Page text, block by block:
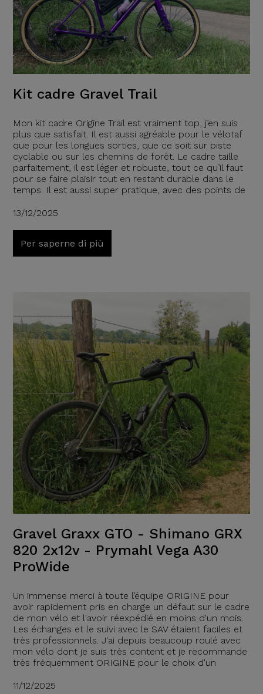
Kit cadre Gravel Trail
Mon kit cadre Origine Trail est vraiment top, j’en suis
plus que satisfait. Il est aussi agréable pour le vélotaf
que pour les longues sorties, que ce soit sur piste
cyclable ou sur les chemins de forêt. Le cadre taille
parfaitement, il est léger et robuste, tout ce qu’il faut
pour se faire plaisir tout en restant durable dans le
temps. Il est aussi super pratique, avec des points de
13/12/2025
Per saperne di più
Gravel Graxx GTO - Shimano GRX
820 2x12v - Prymahl Vega A30
ProWide
Un immense merci à toute l’équipe ORIGINE pour
avoir rapidement pris en charge un défaut sur le cadre
de mon vélo et l'avoir réexpédié en moins d'un mois.
Les échanges et le suivi avec le SAV étaient faciles et
très professionnels. J'ai depuis beaucoup roulé avec
mon vélo dont je suis très content et je recommande
très fréquemment ORIGINE pour le choix d'un
11/12/2025